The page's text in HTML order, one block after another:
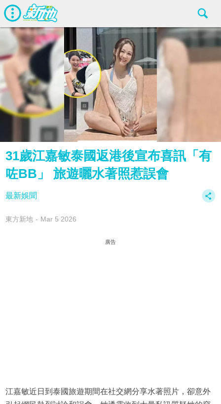
31歲江嘉敏泰國返港後宣布喜訊「有
咗BB」 旅遊曬水著照惹誤會
最新娛聞
東方新地 Mar 5 2026
廣告
江嘉敏近日到泰國旅遊期間在社交網分享水著照片，卻意外